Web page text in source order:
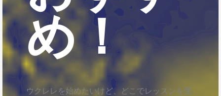
め！
ウクレレを始めたいけど、どこでレッスンを受